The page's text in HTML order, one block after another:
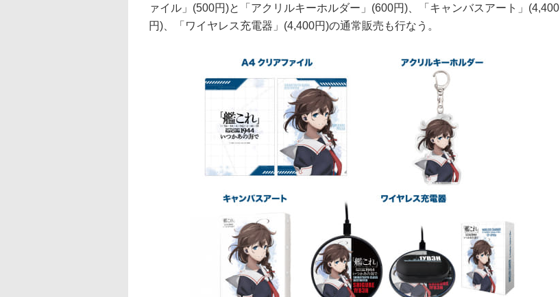
ァイル」(500円)と「アクリルキーホルダー」(600円)、「キャンバスアート」(4,400
円)、「ワイヤレス充電器」(4,400円)の通常販売も行なう。